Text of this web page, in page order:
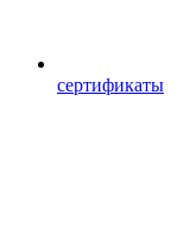
сертификаты